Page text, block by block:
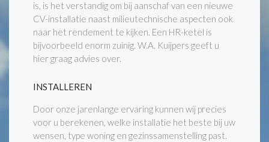
is, is het verstandig om bij aanschaf van een nieuwe
CV-installatie naast milieutechnische aspecten ook
naar het rendement te kijken. Een HR-ketel is
bijvoorbeeld enorm zuinig. W.A. Kuijpers geeft u
hier graag advies over.
INSTALLEREN
Door onze jarenlange ervaring kunnen wij precies
voor u berekenen, welke installatie het beste bij uw
wensen, type woning en gezinssamenstelling past.